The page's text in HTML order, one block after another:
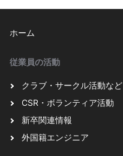
ホーム
従業員の活動
クラブ・サークル活動など
CSR・ボランティア活動
新卒関連情報
外国籍エンジニア